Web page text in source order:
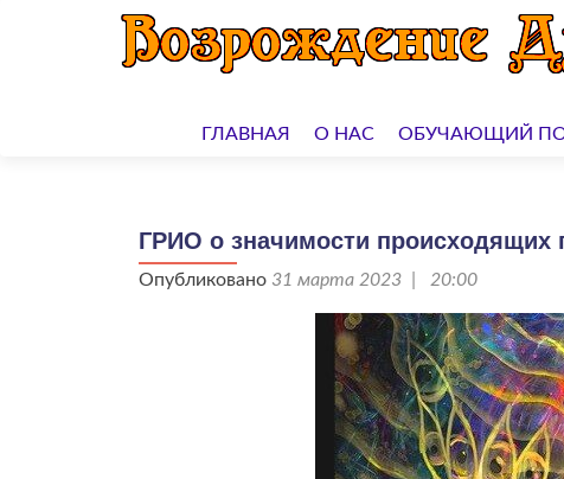
кГЛАВНАЯ О НАС ОБУЧАЮЩИЙ
ГРИО о значимости происходящих
Опубликовано 31 марта 2023 | 20:00